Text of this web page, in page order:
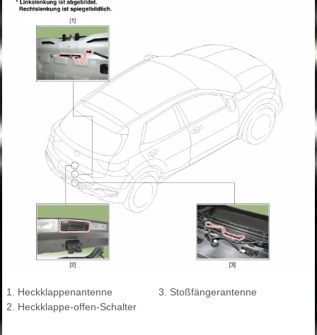
1. Heckklappenantenne
2. Heckklappe-offen-Schalter
3. Stoßfängerantenne